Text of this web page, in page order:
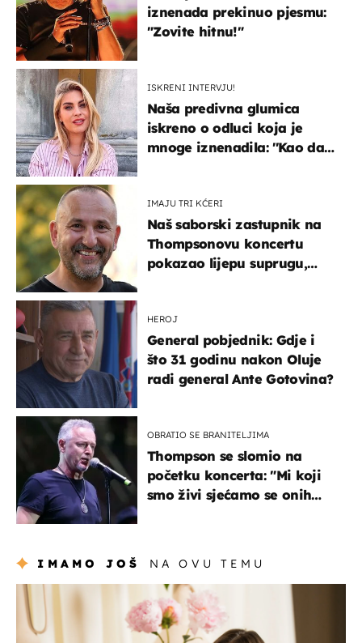
iznenada prekinuo pjesmu:
"Zovite hitnu!"
ISKRENI INTERVJU!
Naša predivna glumica
iskreno o odluci koja je
mnoge iznenadila: ''Kao da
IMAJU TRI KĆERI
Naš saborski zastupnik na
Thompsonovu koncertu
pokazao lijepu suprugu,
HEROJ
General pobjednik: Gdje i
što 31 godinu nakon Oluje
radi general Ante Gotovina?
OBRATIO SE BRANITELJIMA
Thompson se slomio na
početku koncerta: "Mi koji
smo živi sjećamo se onih
IMAMO JOŠ NA OVU TEMU
moda & ljepota